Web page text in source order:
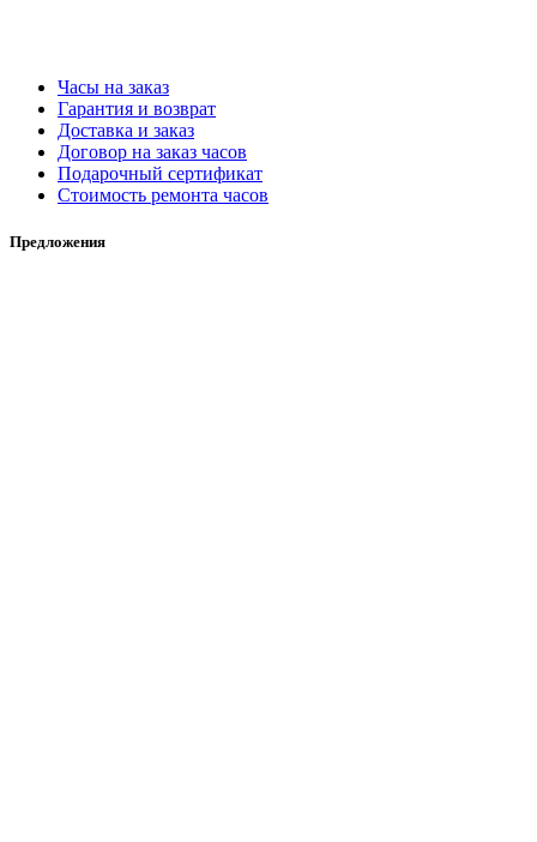
Часы на заказ
Гарантия и возврат
Доставка и заказ
Договор на заказ часов
Подарочный сертификат
Стоимость ремонта часов
Предложения